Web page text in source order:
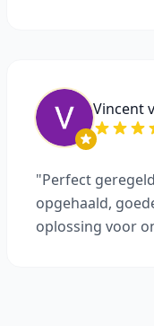
Vincent
"Perfect
opgehaald,
oplossing voor